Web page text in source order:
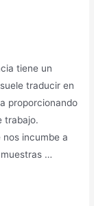
tiene un
traducir en
proporcionando
trabajo.
nos incumbe a
…